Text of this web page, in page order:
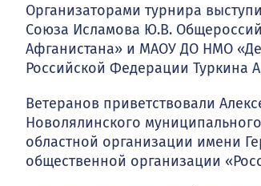
Организаторами турнира
Союза Исламова Ю.В.
Афганистана» и МАОУ ДО НМО
Российской Федерации Туркина
Ветеранов приветствовали
Новолялинского
областной организации имени
общественной организации